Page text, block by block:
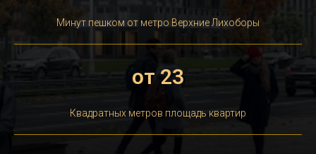
Минут пешком от метро Верхние Лихоборы
от 23
Квадратных метров площадь квартир